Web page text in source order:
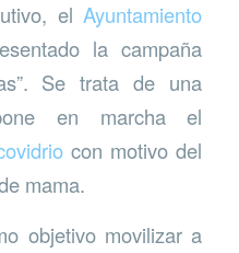
elAyuntamiento
la campaña
Se trata de una
en marcha el
con motivo del
mama.
objetivo movilizar a